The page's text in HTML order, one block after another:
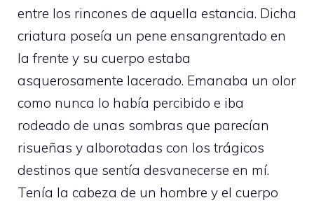
entre los rincones de aquella estancia. Dicha
criatura poseía un pene ensangrentado en
la frente y su cuerpo estaba
asquerosamente lacerado. Emanaba un olor
como nunca lo había percibido e iba
rodeado de unas sombras que parecían
risueñas y alborotadas con los trágicos
destinos que sentía desvanecerse en mí.
Tenía la cabeza de un hombre y el cuerpo